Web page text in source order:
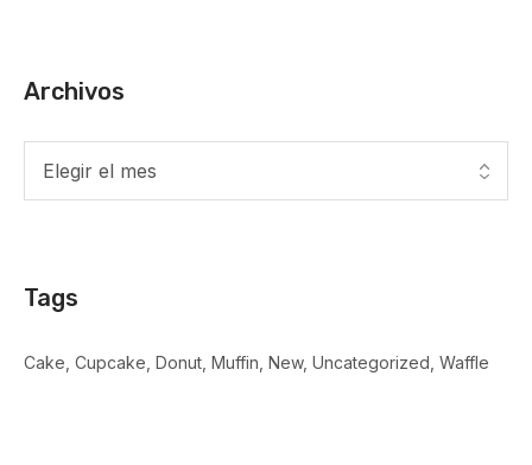
Archivos
Tags
Cake Cupcake Donut Muffin New Uncategorized Waffle